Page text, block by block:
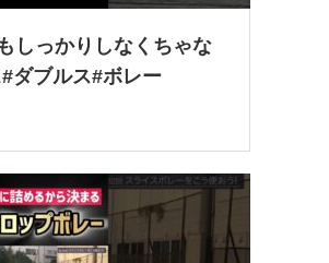
しっかりしなくちゃな
ダブルス#ボレー